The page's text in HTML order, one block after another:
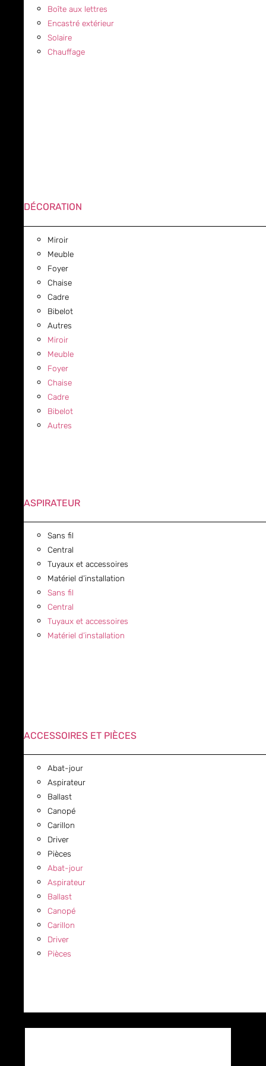
Boîte aux lettres
Encastré extérieur
Solaire
Chauffage
DÉCORATION
Miroir
Meuble
Foyer
Chaise
Cadre
Bibelot
Autres
Miroir
Meuble
Foyer
Chaise
Cadre
Bibelot
Autres
ASPIRATEUR
Sans fil
Central
Tuyaux et accessoires
Matériel d’installation
Sans fil
Central
Tuyaux et accessoires
Matériel d’installation
ACCESSOIRES ET PIÈCES
Abat-jour
Aspirateur
Ballast
Canopé
Carillon
Driver
Pièces
Abat-jour
Aspirateur
Ballast
Canopé
Carillon
Driver
Pièces